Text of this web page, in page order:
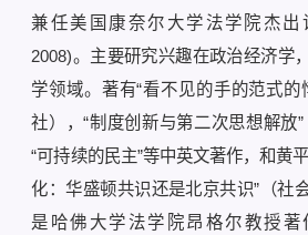
兼任美国康奈尔大学法学院杰出
2008)。主要研究兴趣在政治经济学
学领域。著有“看不见的手的范式的
社），“制度创新与第二次思想解放
“可持续的民主”等中英文著作，和黄
化：华盛顿共识还是北京共识”（社
是哈佛大学法学院昂格尔教授著